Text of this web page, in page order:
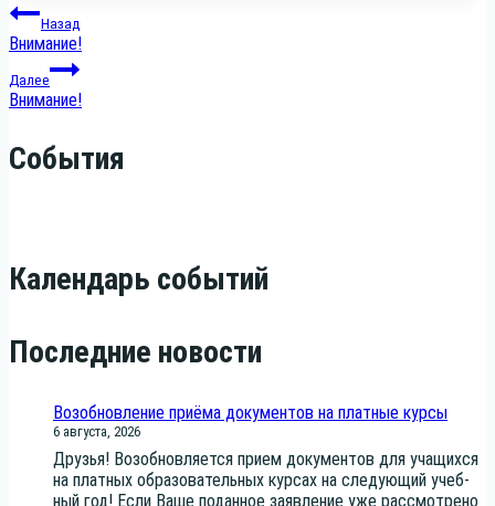
Навигация
по
записям
Назад
Внимание!
Далее
Внимание!
События
Календарь событий
Последние новости
Возобновление приёма документов на платные курсы
6 августа, 2026
Дру­зья! Воз­об­нов­ля­ет­ся при­ем доку­мен­тов для уча­щих­ся
на плат­ных обра­зо­ва­тель­ных кур­сах на сле­ду­ю­щий учеб­
ный год! Если Ваше подан­ное заяв­ле­ние уже рас­смот­ре­но